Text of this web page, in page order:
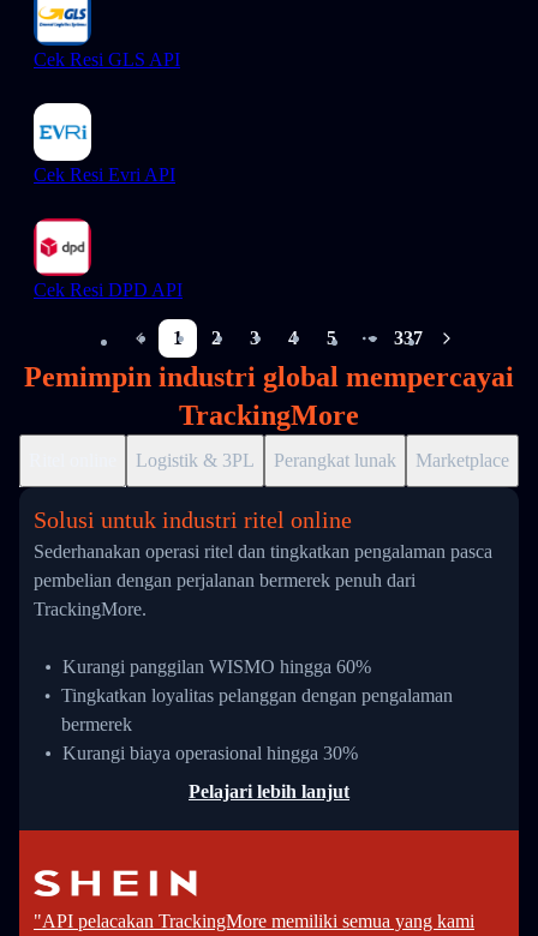
Cek Resi GLS API
Cek Resi Evri API
Cek Resi DPD API
1 2 3 4 5
More pages
337
Pemimpin industri global mempercayai
TrackingMore
Logistik & 3PL Perangkat lunak Marketplace
Solusi untuk industri ritel online
Sederhanakan operasi ritel dan tingkatkan pengalaman pasca
pembelian dengan perjalanan bermerek penuh dari
TrackingMore.
Kurangi panggilan WISMO hingga 60%
Tingkatkan loyalitas pelanggan dengan pengalaman
bermerek
Kurangi biaya operasional hingga 30%
Pelajari lebih lanjut
"API pelacakan TrackingMore memiliki semua yang kami